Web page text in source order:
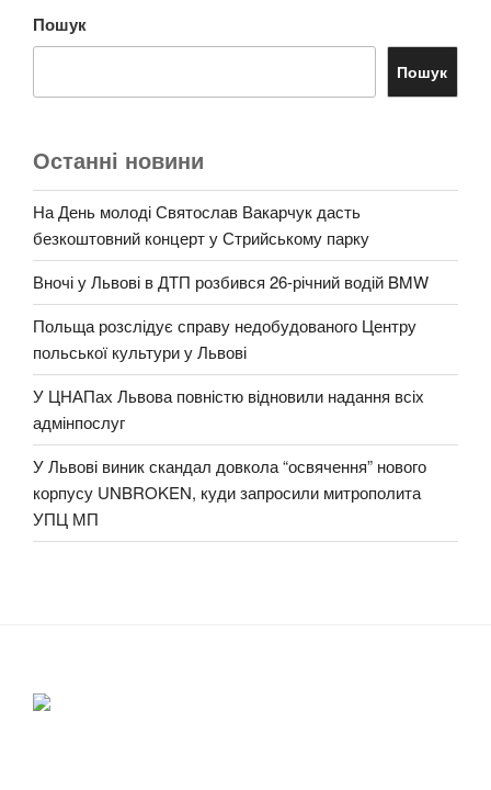
Пошук
Пошук
Останні новини
На День молоді Святослав Вакарчук дасть
безкоштовний концерт у Стрийському парку
Вночі у Львові в ДТП розбився 26-річний водій BMW
Польща розслідує справу недобудованого Центру
польської культури у Львові
У ЦНАПах Львова повністю відновили надання всіх
адмінпослуг
У Львові виник скандал довкола “освячення” нового
корпусу UNBROKEN, куди запросили митрополита
УПЦ МП